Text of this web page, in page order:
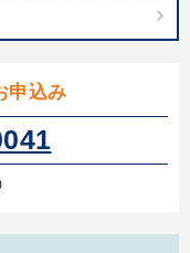
シリーズ
申込み